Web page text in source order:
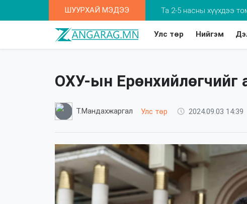
ШУУРХАЙ МЭДЭЭ Та 2-5 насны хүүхдээ
Улс төр Нийгэм
ОХУ-ын Ерөнхийлөгчийг
Т.Мандахжаргал Улс төр 2024.09.03 14:39